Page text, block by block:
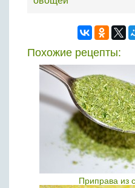
Похожие рецепты:
Приправа из